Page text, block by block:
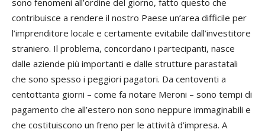
sono fenomeni all’ordine del giorno, fatto questo che
contribuisce a rendere il nostro Paese un’area difficile per
l’imprenditore locale e certamente evitabile dall’investitore
straniero. Il problema, concordano i partecipanti, nasce
dalle aziende più importanti e dalle strutture parastatali
che sono spesso i peggiori pagatori. Da centoventi a
centottanta giorni – come fa notare Meroni – sono tempi di
pagamento che all’estero non sono neppure immaginabili e
che costituiscono un freno per le attività d’impresa. A